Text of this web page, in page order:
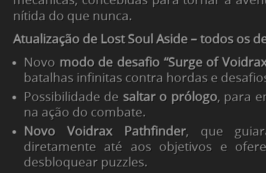
nítida do que nunca.
Atualização de Lost Soul Aside – todos os
Novo modo de desafio “Surge of
batalhas infinitas contra hordas e
Possibilidade de saltar o prólogo, para
na ação do combate.
Novo Voidrax Pathfinder, que
diretamente até aos objetivos e
desbloquear puzzles.